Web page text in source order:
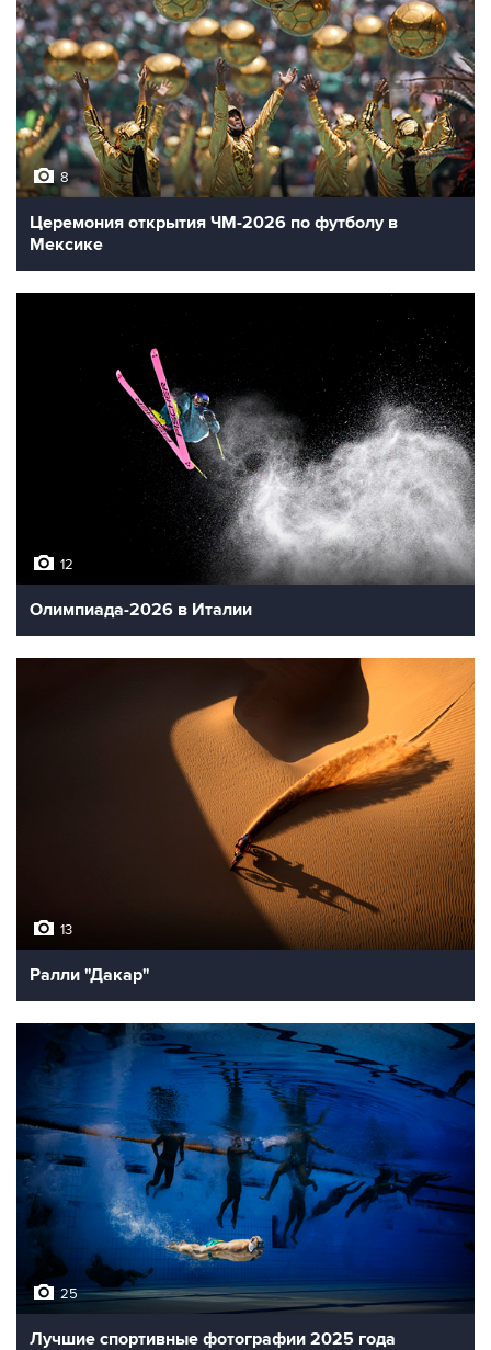
8
Церемония открытия ЧМ-2026 по футболу в
Мексике
12
Олимпиада-2026 в Италии
13
Ралли "Дакар"
25
Лучшие спортивные фотографии 2025 года